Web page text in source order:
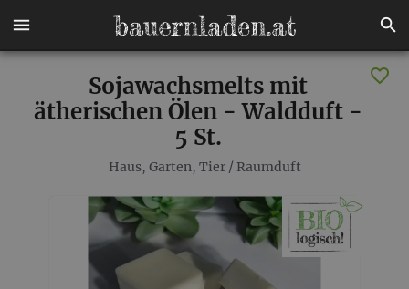
Sojawachsmelts mit
ätherischen Ölen - Waldduft -
5 St.
Haus, Garten, Tier/ Raumduft